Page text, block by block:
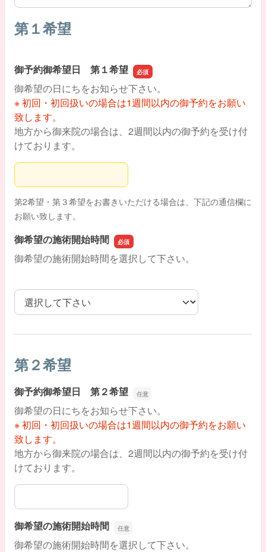
第１希望
御予約御希望日 第１希望
御希望の日にちをお知らせ下さい。
※ 初回・初回扱いの場合は1週間以内の御予約をお願い
致します。
地方から御来院の場合は、2週間以内の御予約を受け付
けております。
御予約御希望日 第１希望
第2希望・第３希望をお書きいただける場合は、下記の通信欄に
お願い致します。
御希望の施術開始時間
御希望の施術開始時間を選択して下さい。
御希望の施術開始時間
第２希望
御予約御希望日 第２希望
御希望の日にちをお知らせ下さい。
※ 初回・初回扱いの場合は1週間以内の御予約をお願い
致します。
地方から御来院の場合は、2週間以内の御予約を受け付
けております。
御予約御希望日 第２希望
御希望の施術開始時間
御希望の施術開始時間を選択して下さい。